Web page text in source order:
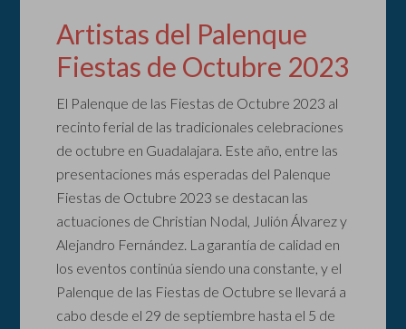
Artistas del Palenque
Fiestas de Octubre 2023
El Palenque de las Fiestas de Octubre 2023 al
recinto ferial de las tradicionales celebraciones
de octubre en Guadalajara. Este año, entre las
presentaciones más esperadas del Palenque
Fiestas de Octubre 2023 se destacan las
actuaciones de Christian Nodal, Julión Álvarez y
Alejandro Fernández. La garantía de calidad en
los eventos continúa siendo una constante, y el
Palenque de las Fiestas de Octubre se llevará a
cabo desde el 29 de septiembre hasta el 5 de